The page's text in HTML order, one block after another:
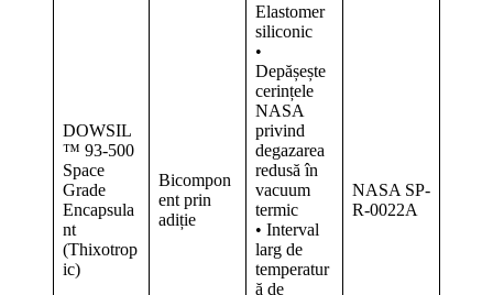
DOWSIL
™ 93-500
Space
Grade
Encapsula
nt
(Thixotrop
ic)
Bicompon
ent prin
adiție
Elastomer
siliconic
•
Depășește
cerințele
NASA
privind
degazarea
redusă în
vacuum
termic
• Interval
larg de
temperatur
ă de
NASA SP-
R-0022A